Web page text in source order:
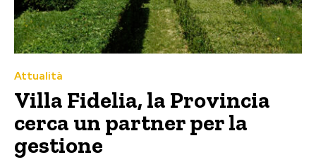
Attualità
Villa Fidelia, la Provincia
cerca un partner per la
gestione